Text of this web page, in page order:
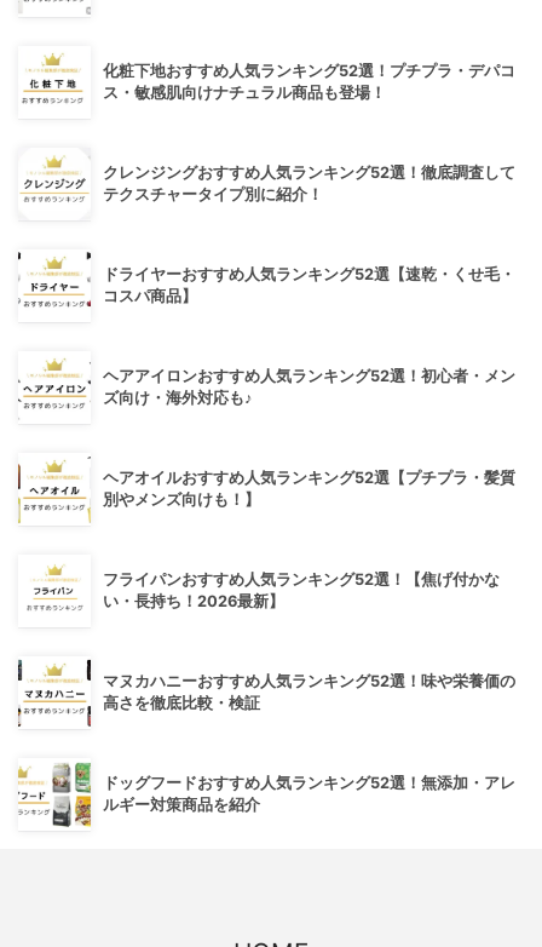
化粧下地おすすめ人気ランキング52選！プチプラ・デパコ
ス・敏感肌向けナチュラル商品も登場！
クレンジングおすすめ人気ランキング52選！徹底調査して
テクスチャータイプ別に紹介！
ドライヤーおすすめ人気ランキング52選【速乾・くせ毛・
コスパ商品】
ヘアアイロンおすすめ人気ランキング52選！初心者・メン
ズ向け・海外対応も♪
ヘアオイルおすすめ人気ランキング52選【プチプラ・髪質
別やメンズ向けも！】
フライパンおすすめ人気ランキング52選！【焦げ付かな
い・長持ち！2026最新】
マヌカハニーおすすめ人気ランキング52選！味や栄養価の
高さを徹底比較・検証
ドッグフードおすすめ人気ランキング52選！無添加・アレ
ルギー対策商品を紹介